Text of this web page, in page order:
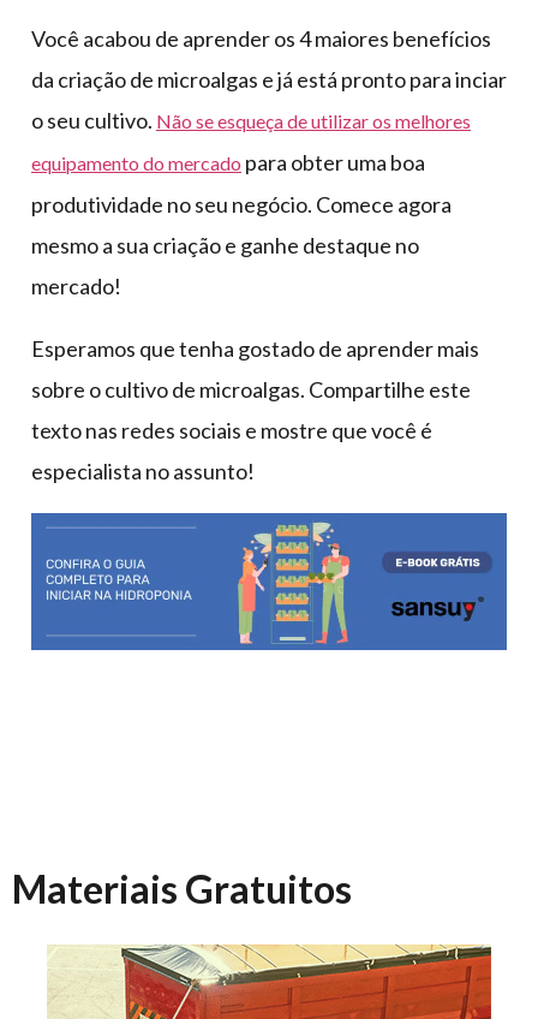
Você acabou de aprender os 4 maiores benefícios
da criação de microalgas e já está pronto para inciar
o seu cultivo. Não se esqueça de utilizar os melhores
equipamento do mercado para obter uma boa
produtividade no seu negócio. Comece agora
mesmo a sua criação e ganhe destaque no
mercado!
Esperamos que tenha gostado de aprender mais
sobre o cultivo de microalgas. Compartilhe este
texto nas redes sociais e mostre que você é
especialista no assunto!
Materiais Gratuitos